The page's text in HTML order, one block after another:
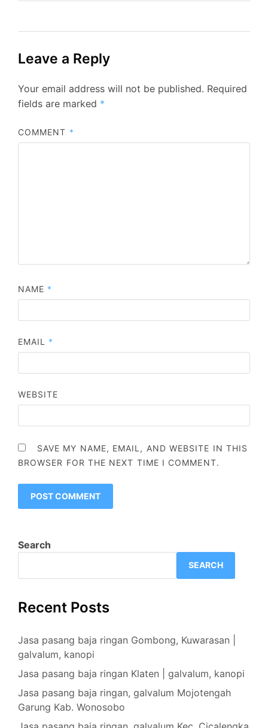
Leave a Reply
Your email address will not be published. Required
fields are marked *
COMMENT *
NAME *
EMAIL *
WEBSITE
SAVE MY NAME, EMAIL, AND WEBSITE IN THIS
BROWSER FOR THE NEXT TIME I COMMENT.
Search
SEARCH
Recent Posts
Jasa pasang baja ringan Gombong, Kuwarasan |
galvalum, kanopi
Jasa pasang baja ringan Klaten | galvalum, kanopi
Jasa pasang baja ringan, galvalum Mojotengah
Garung Kab. Wonosobo